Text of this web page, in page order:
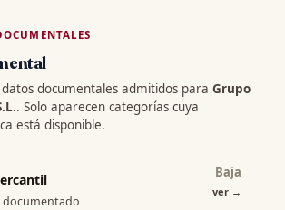
datos documentales admitidos para Grupo
. Solo aparecen categorías cuya
está disponible.
documentado
Baja
ver →